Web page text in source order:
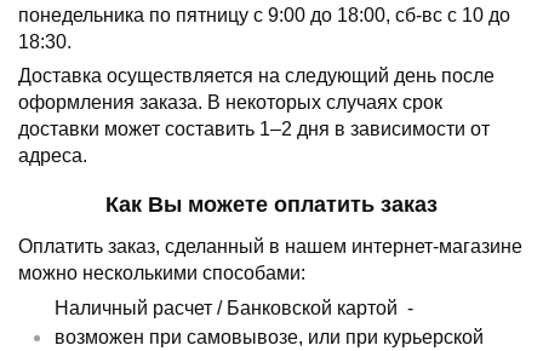
понедельника по пятницу с 9:00 до 18:00, сб-вс с 10 до
18:30.
Доставка осуществляется на следующий день после
оформления заказа. В некоторых случаях срок
доставки может составить 1–2 дня в зависимости от
адреса.
Как Вы можете оплатить заказ
Оплатить заказ, сделанный в нашем интернет-магазине
можно несколькими способами:
Наличный расчет / Банковской картой -
возможен при самовывозе, или при курьерской